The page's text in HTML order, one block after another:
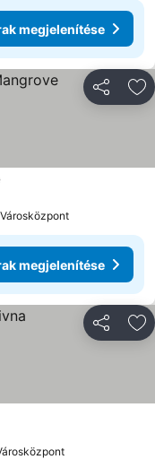
megjelenítése
megjelenítése